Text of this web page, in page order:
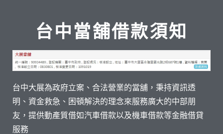
台中當舖借款須知
台中大展為政府立案、合法營業的當舖，秉持資訊透
明、資金救急、困頓解決的理念來服務廣大的中部朋
友，提供動產質借如汽車借款以及機車借款等金融借貸
服務